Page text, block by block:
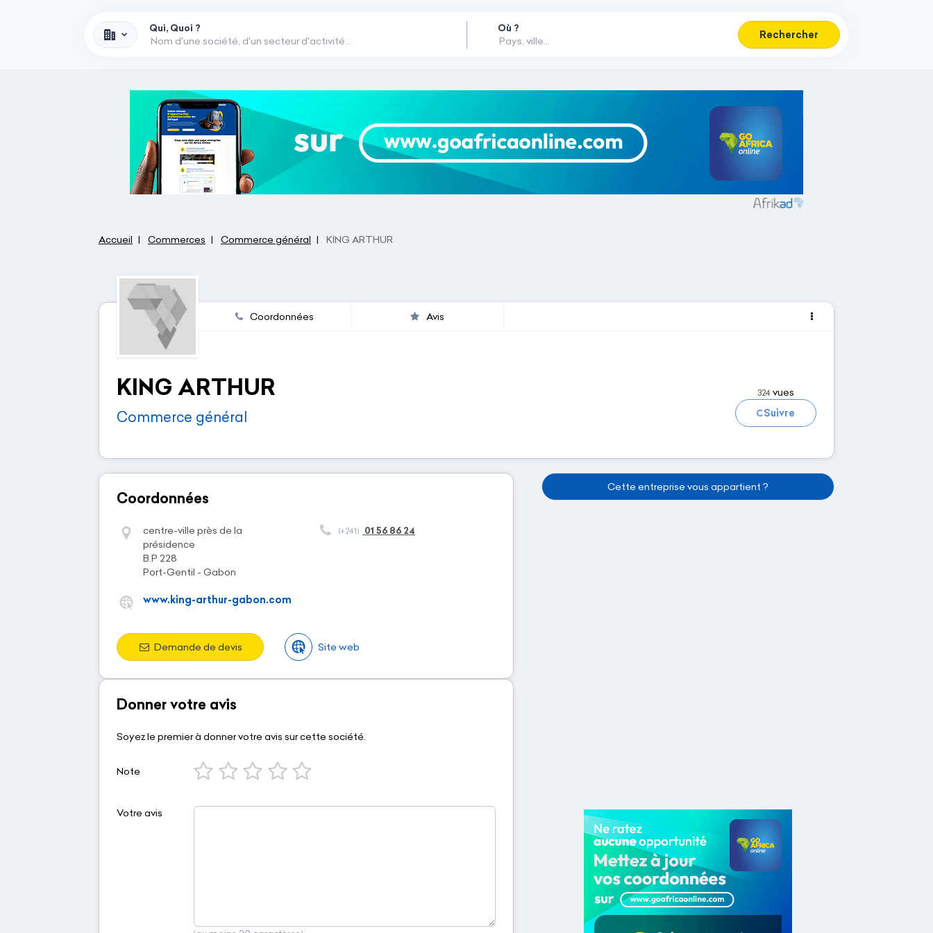
Qui, Quoi ? Où ?
Rechercher
Accueil Commerces Commerce général KING ARTHUR
Coordonnées Avis
KING ARTHUR
Commerce général
324 vues
Chargement...Suivre
Coordonnées
centre-ville près de la
présidence
B.P 228
Port-Gentil - Gabon
www.king-arthur-gabon.com
(+241) 01 56 86 24
Demande de devis Site web
Donner votre avis
Soyez le premier à donner votre avis sur cette société.
Note
Votre avis
Cette entreprise vous appartient ?